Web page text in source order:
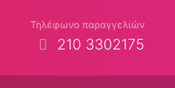
Τηλέφωνο παραγγελιών
210 3302175